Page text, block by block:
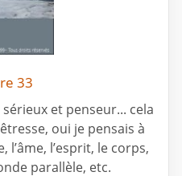
33
et penseur... cela
oui je pensais à
l’âme, l’esprit, le corps,
parallèle, etc.